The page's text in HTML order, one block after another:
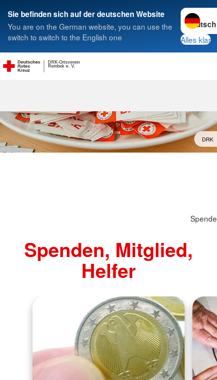
Sie befinden sich auf der deutschen Website
You are on the German website, you can use the
switch to switch to the English one
Sprache
Alles klar
Reinbek e. V.
DRK-Ortsverein
Suche
DRK
Spenden, Mitglied,
Helfer